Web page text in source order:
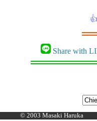
Share with
© 2003 Masaki Haruka